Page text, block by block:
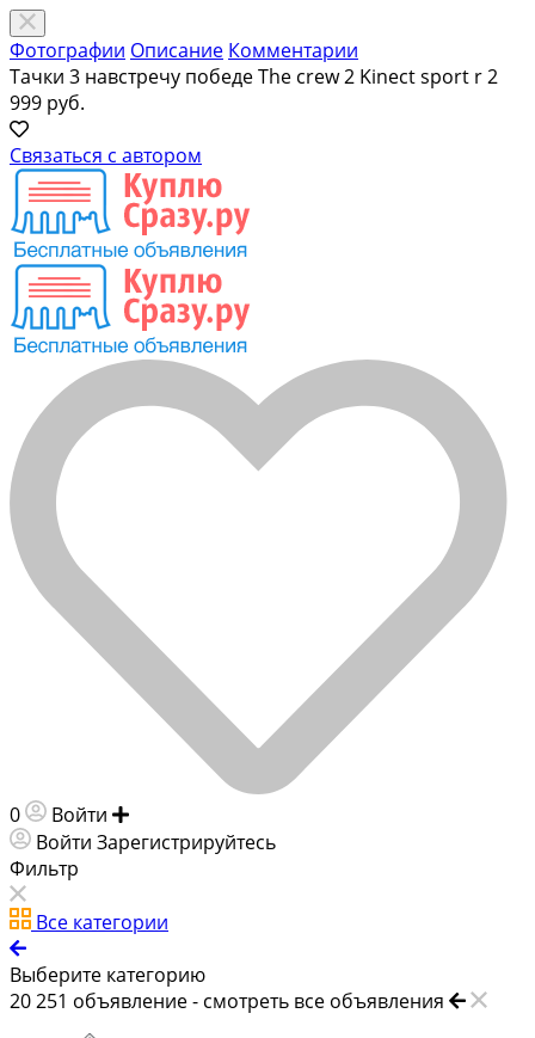
Фотографии Описание Комментарии
Тачки 3 навстречу победе The crew 2 Kinect sport r2
999 руб.
Связаться с автором
0 Войти
Войти Зарегистрируйтесь
Фильтр
Все категории
Выберите категорию
20 251 объявление - смотреть все объявления